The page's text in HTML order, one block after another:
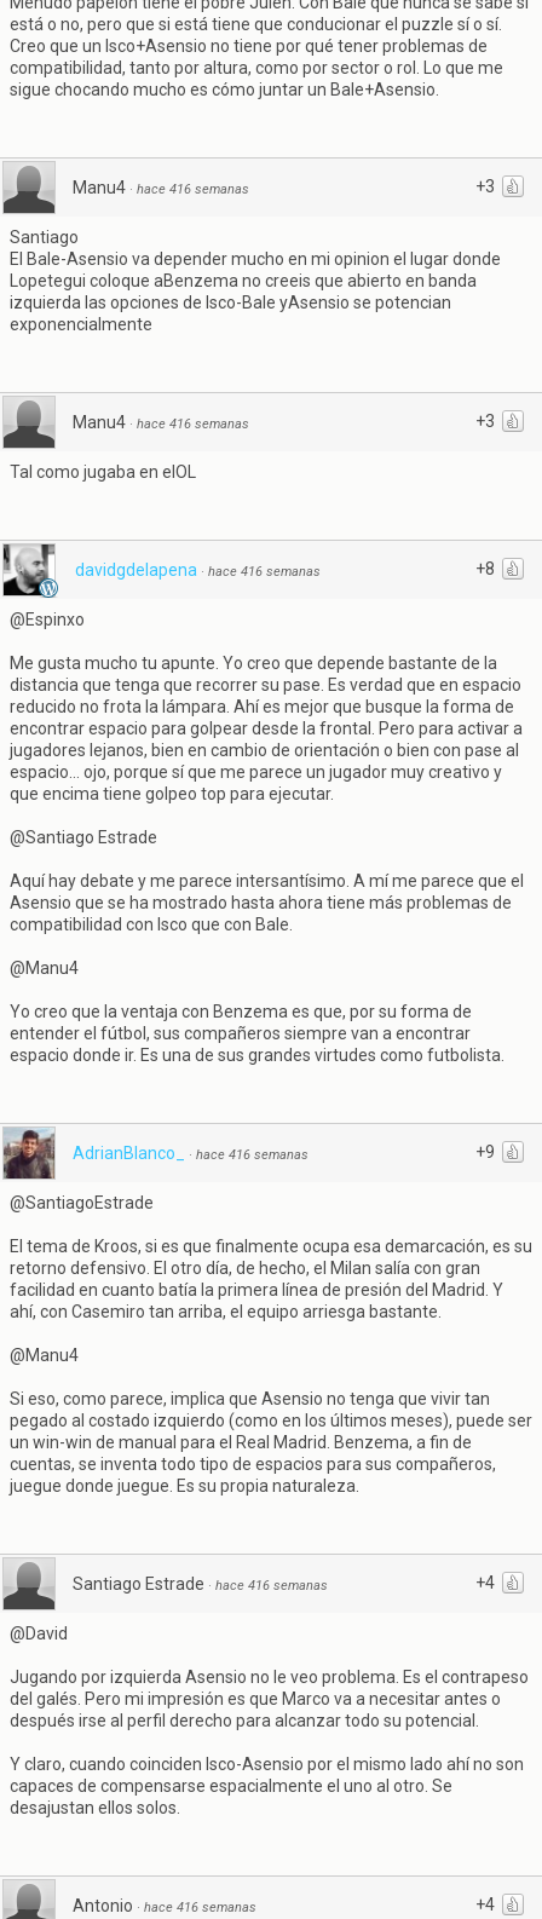
está o no, pero que si está tiene que conducionar el puzzle sí o sí.
Creo que un Isco+Asensio no tiene por qué tener problemas de
compatibilidad, tanto por altura, como por sector o rol. Lo que me
sigue chocando mucho es cómo juntar un Bale+Asensio.
+3
Manu4 · hace 416 semanas
Santiago
El Bale-Asensio va depender mucho en mi opinion el lugar donde
Lopetegui coloque aBenzema no creeis que abierto en banda
izquierda las opciones de Isco-Bale yAsensio se potencian
exponencialmente
+3
Manu4 · hace 416 semanas
Tal como jugaba en elOL
+8
davidgdelapena · hace 416 semanas
@Espinxo
Me gusta mucho tu apunte. Yo creo que depende bastante de la
distancia que tenga que recorrer su pase. Es verdad que en espacio
reducido no frota la lámpara. Ahí es mejor que busque la forma de
encontrar espacio para golpear desde la frontal. Pero para activar a
jugadores lejanos, bien en cambio de orientación o bien con pase al
espacio... ojo, porque sí que me parece un jugador muy creativo y
que encima tiene golpeo top para ejecutar.
@Santiago Estrade
Aquí hay debate y me parece intersantísimo. A mí me parece que el
Asensio que se ha mostrado hasta ahora tiene más problemas de
compatibilidad con Isco que con Bale.
@Manu4
Yo creo que la ventaja con Benzema es que, por su forma de
entender el fútbol, sus compañeros siempre van a encontrar
espacio donde ir. Es una de sus grandes virtudes como futbolista.
+9
AdrianBlanco_ · hace 416 semanas
@SantiagoEstrade
El tema de Kroos, si es que finalmente ocupa esa demarcación, es su
retorno defensivo. El otro día, de hecho, el Milan salía con gran
facilidad en cuanto batía la primera línea de presión del Madrid. Y
ahí, con Casemiro tan arriba, el equipo arriesga bastante.
@Manu4
Si eso, como parece, implica que Asensio no tenga que vivir tan
pegado al costado izquierdo (como en los últimos meses), puede ser
un win-win de manual para el Real Madrid. Benzema, a fin de
cuentas, se inventa todo tipo de espacios para sus compañeros,
juegue donde juegue. Es su propia naturaleza.
+4
Santiago Estrade · hace 416 semanas
@David
Jugando por izquierda Asensio no le veo problema. Es el contrapeso
del galés. Pero mi impresión es que Marco va a necesitar antes o
después irse al perfil derecho para alcanzar todo su potencial.
Y claro, cuando coinciden Isco-Asensio por el mismo lado ahí no son
capaces de compensarse espacialmente el uno al otro. Se
desajustan ellos solos.
+4
Antonio · hace 416 semanas